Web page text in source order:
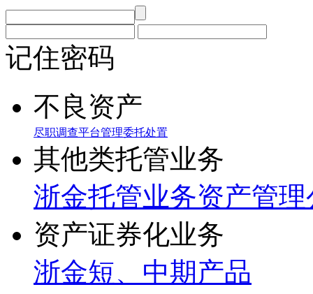
记住密码
不良资产
尽职调查平台管理委托处置
其他类托管业务
浙金托管业务资产管
资产证券化业务
浙金短、中期产品